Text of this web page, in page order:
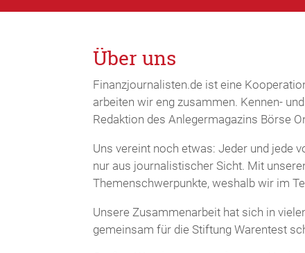
Über uns
Finanzjournalisten.de ist eine
arbeiten wir eng zusammen. Kennen-
Redaktion des Anlegermagazins Börse
Uns vereint noch etwas: Jeder und jede
nur aus journalistischer Sicht. Mit
Themenschwerpunkte, weshalb wir im
Unsere Zusammenarbeit hat sich in
gemeinsam für die Stiftung Warentest